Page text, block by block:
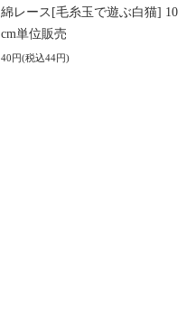
綿レース[毛糸玉で遊ぶ白猫] 10
cm単位販売
40円(税込44円)